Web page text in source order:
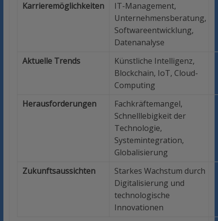
Karrieremöglichkeiten
IT-Management,
Unternehmensberatung,
Softwareentwicklung,
Datenanalyse
Aktuelle Trends
Künstliche Intelligenz,
Blockchain, IoT, Cloud-
Computing
Herausforderungen
Fachkräftemangel,
Schnelllebigkeit der
Technologie,
Systemintegration,
Globalisierung
Zukunftsaussichten
Starkes Wachstum durch
Digitalisierung und
technologische
Innovationen